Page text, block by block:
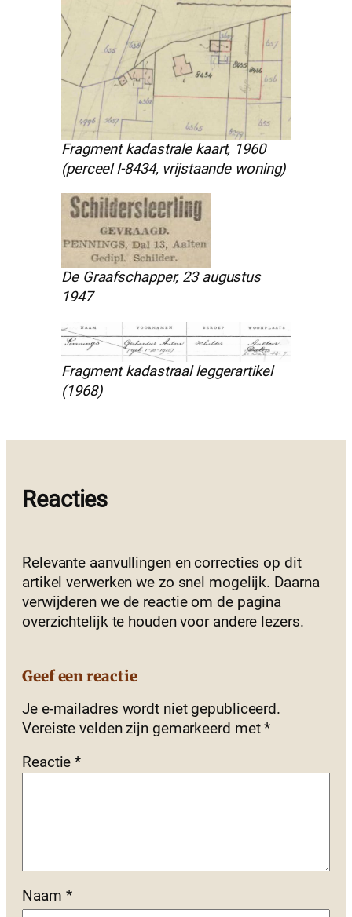
Fragment kadastrale kaart, 1960
(perceel I-8434, vrijstaande woning)
De Graafschapper, 23 augustus
1947
Fragment kadastraal leggerartikel
(1968)
Reacties
Relevante aanvullingen en correcties op dit
artikel verwerken we zo snel mogelijk. Daarna
verwijderen we de reactie om de pagina
overzichtelijk te houden voor andere lezers.
Geef een reactie
Je e-mailadres wordt niet gepubliceerd.
Vereiste velden zijn gemarkeerd met*
Reactie*
Naam *